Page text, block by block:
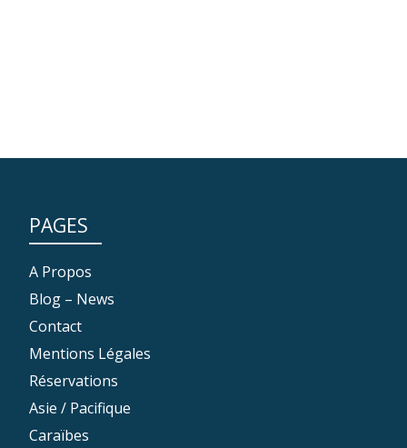
PAGES
A Propos
Blog – News
Contact
Mentions Légales
Réservations
Asie / Pacifique
Caraïbes